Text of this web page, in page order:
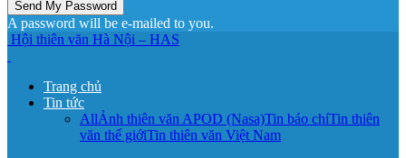
A password will be e-mailed to you.
Hội thiên văn Hà Nội – HAS
Trang chủ
Tin tức
AllẢnh thiên văn APOD (Nasa)Tin báo chíTin thiên
văn thế giớiTin thiên văn Việt Nam